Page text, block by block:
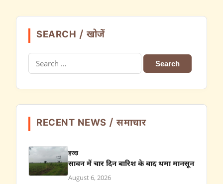
SEARCH / खोजें
Search
for:
RECENT NEWS / समाचार
हरदा
सावन में चार दिन बारिश के बाद थमा मानसून
August 6, 2026